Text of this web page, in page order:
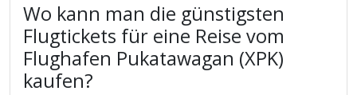
Wo kann man die günstigsten
Flugtickets für eine Reise vom
Flughafen Pukatawagan (XPK)
kaufen?